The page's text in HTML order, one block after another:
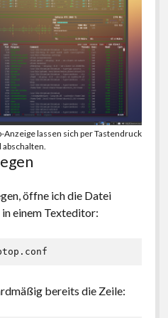
lassen sich per Tastendruck
abschalten.
öffne ich die Datei
einem Texteditor:
bereits die Zeile: